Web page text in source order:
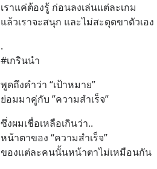
เราแค่ต้องรู้ ก่อนลงเล่นแต่ละเกม
แล้วเราจะสนุก และไม่สะดุดขาตัวเอง
.
#เกรินนำ
พูดถึงคำว่า “เป้าหมาย”
ย่อมมาคู่กับ ”ความสำเร็จ”
ซึ่งผมเชื่อเหลือเกินว่า..
หน้าตาของ “ความสำเร็จ”
ของแต่ละคนนั้นหน้าตาไม่เหมือนกัน